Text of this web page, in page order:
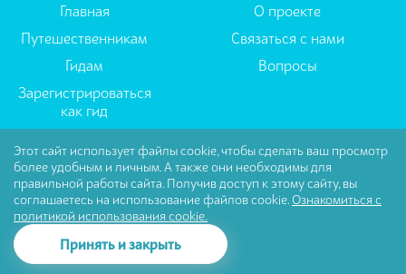
Главная
Путешественникам
Гидам
Зарегистрироваться
как гид
О проекте
Связаться с нами
Вопросы
Пользовательское соглашение
Политика
Конфиденциальности
© Tselector Все права защищены
Этот сайт использует файлы cookie, чтобы сделать ваш просмотр
более удобным и личным. А также они необходимы для
правильной работы сайта. Получив доступ к этому сайту, вы
соглашаетесь на использование файлов cookie. Ознакомиться с
политикой использования cookie.
Принять и закрыть